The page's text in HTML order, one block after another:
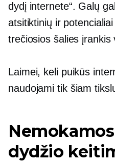
dydį internete“. Galų
atsitiktinių ir
trečiosios šalies įrankis
Laimei, keli puikūs
naudojami tik šiam
dydžio